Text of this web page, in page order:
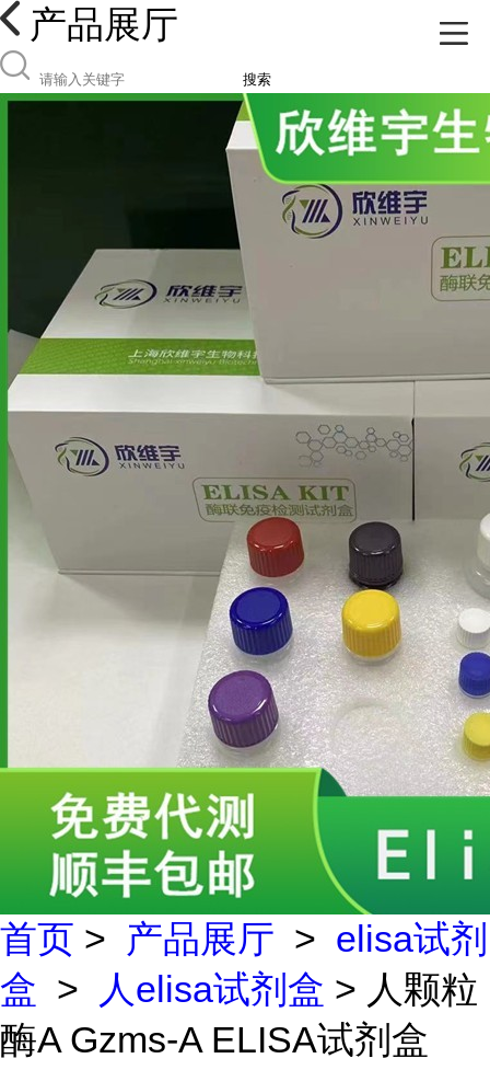
产品展厅
搜索
首页 > 产品展厅 > elisa试剂
盒 > 人elisa试剂盒 > 人颗粒
酶A Gzms-A ELISA试剂盒